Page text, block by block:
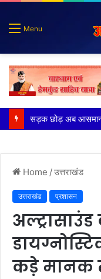
Menu
पुलिस मुठभेड़ में गोली
Home /उत्तराखंड
उत्तराखंड प्रशासन
कडे़ मानक